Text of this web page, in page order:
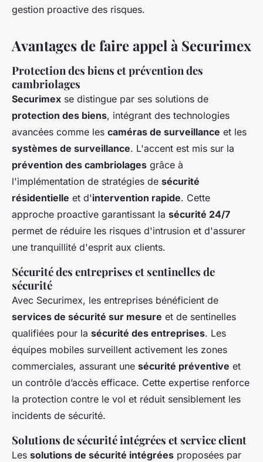
gestion proactive des risques.
Avantages de faire appel à Securimex
Protection des biens et prévention des
cambriolages
Securimex se distingue par ses solutions de
protection des biens, intégrant des technologies
avancées comme les caméras de surveillance et les
systèmes de surveillance. L'accent est mis sur la
prévention des cambriolages grâce à
l'implémentation de stratégies de sécurité
résidentielle et d'intervention rapide. Cette
approche proactive garantissant la sécurité 24/7
permet de réduire les risques d'intrusion et d'assurer
une tranquillité d'esprit aux clients.
Sécurité des entreprises et sentinelles de
sécurité
Avec Securimex, les entreprises bénéficient de
services de sécurité sur mesure et de sentinelles
qualifiées pour la sécurité des entreprises. Les
équipes mobiles surveillent activement les zones
commerciales, assurant une sécurité préventive et
un contrôle d’accès efficace. Cette expertise renforce
la protection contre le vol et réduit sensiblement les
incidents de sécurité.
Solutions de sécurité intégrées et service client
Les solutions de sécurité intégrées proposées par